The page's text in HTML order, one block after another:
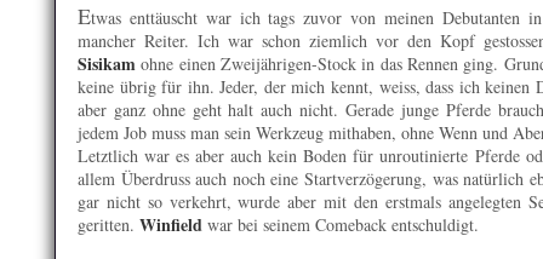
Etwas enttäuscht war ich tags zuvor von meinen Debutanten
mancher Reiter. Ich war schon ziemlich vor den Kopf
Sisikam ohne einen Zweijährigen-Stock in das Rennen ging.
keine übrig für ihn. Jeder, der mich kennt, weiss, dass ich keinen
aber ganz ohne geht halt auch nicht. Gerade junge Pferde
jedem Job muss man sein Werkzeug mithaben, ohne Wenn und
Letztlich war es aber auch kein Boden für unroutinierte Pferde
allem Überdruss auch noch eine Startverzögerung, was natürlich
gar nicht so verkehrt, wurde aber mit den erstmals angelegten
geritten. Winfield war bei seinem Comeback entschuldigt.